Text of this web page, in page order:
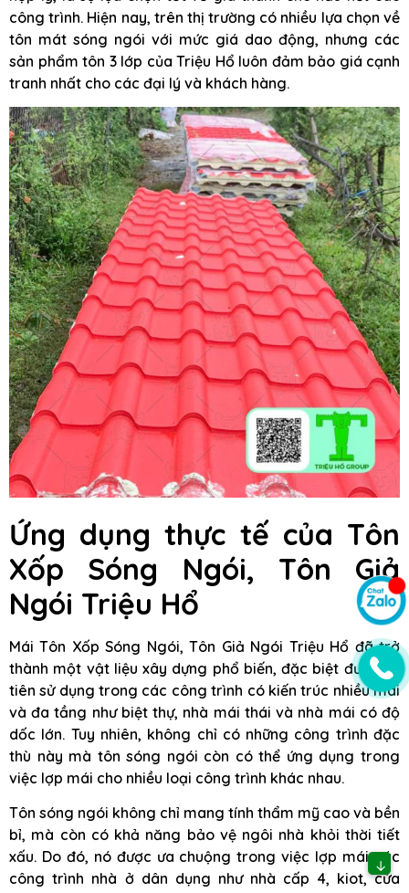
công trình. Hiện nay, trên thị trường có nhiều lựa chọn về
tôn mát sóng ngói với mức giá dao động, nhưng các
sản phẩm tôn 3 lớp của Triệu Hổ luôn đảm bảo giá cạnh
tranh nhất cho các đại lý và khách hàng.
Ứng dụng thực tế của Tôn
Xốp Sóng Ngói, Tôn Giả
Ngói Triệu Hổ
Mái Tôn Xốp Sóng Ngói, Tôn Giả Ngói Triệu Hổ đã trở
thành một vật liệu xây dựng phổ biến, đặc biệt được ưu
tiên sử dụng trong các công trình có kiến trúc nhiều mái
và đa tầng như biệt thự, nhà mái thái và nhà mái có độ
dốc lớn. Tuy nhiên, không chỉ có những công trình đặc
thù này mà tôn sóng ngói còn có thể ứng dụng trong
việc lợp mái cho nhiều loại công trình khác nhau.
Tôn sóng ngói không chỉ mang tính thẩm mỹ cao và bền
bỉ, mà còn có khả năng bảo vệ ngôi nhà khỏi thời tiết
xấu. Do đó, nó được ưa chuộng trong việc lợp mái các
công trình nhà ở dân dụng như nhà cấp 4, kiot, cửa
↓